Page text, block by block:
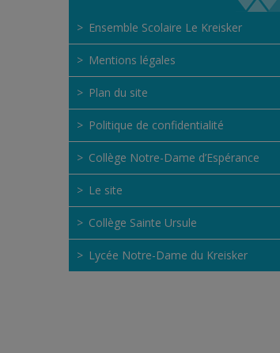
Ensemble Scolaire Le Kreisker
Mentions légales
Plan du site
Politique de confidentialité
Collège Notre-Dame d’Espérance
Le site
Collège Sainte Ursule
Lycée Notre-Dame du Kreisker